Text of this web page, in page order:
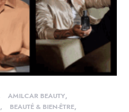
AMILCAR BEAUTY
BEAUTÉ & BIEN-ÊTRE